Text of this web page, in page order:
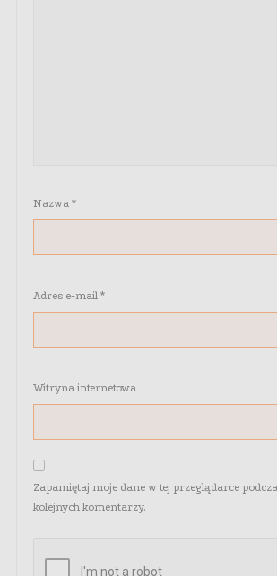
Nazwa *
Adres e-mail *
Witryna internetowa
Zapamiętaj moje dane w tej przeglądarce
kolejnych komentarzy.